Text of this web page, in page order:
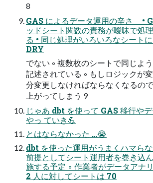
8
GAS によるデータ運用の辛さ •
ッドシート関数の責務が曖昧で処
る • 同じ処理がいろいろなシート
DRY
でない ◦ 複数枚のシートで同じよ
記述されている ◦ もしロジックが
分変更しなければならなくなるの
上がってしまう 9
じゃあ dbt を使って GAS 移行や
やっ ていき💪
とはならなかった …😭
dbt を使った運用がうまくハマら
前提としてシート運用者を巻き込
施する予定 ◦ 作業者がデータアナ
2 人に対してシートは 70